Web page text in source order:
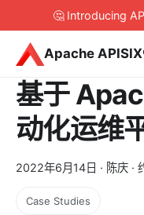
🤔 Introducing
Apache
基于
动化运维
2022年6月14日 · 陈庆 ·
Case Studies